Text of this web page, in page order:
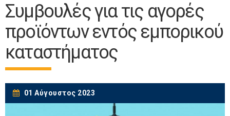
Συμβουλές για τις αγορές
προϊόντων εντός εμπορικού
καταστήματος
01 Αύγουστος 2023